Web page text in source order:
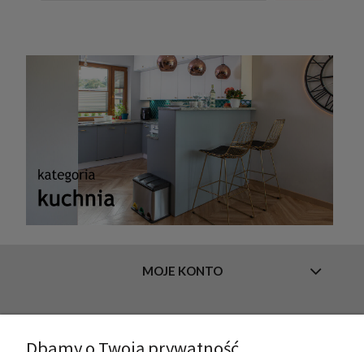
MOJE KONTO